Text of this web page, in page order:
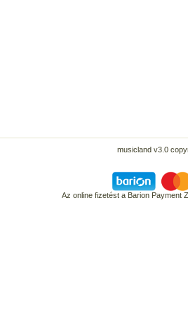
musicland v3.0
Az online fizetést a Barion Payment